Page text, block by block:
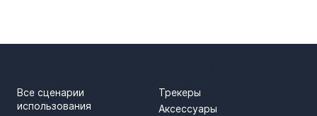
Все сценарии
использования
Трекеры
Аксессуары